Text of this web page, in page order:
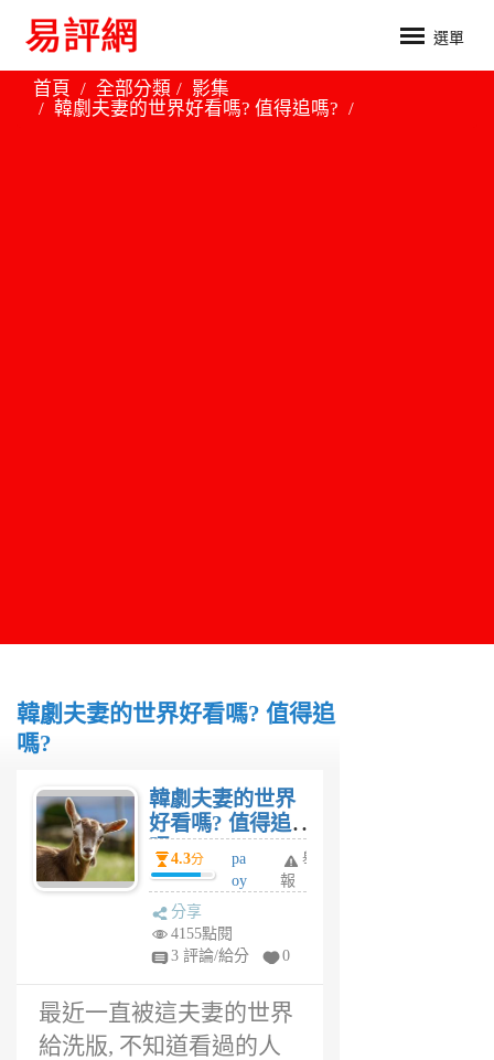
選單
首頁 全部分類
影集
韓劇夫妻的世界好看嗎? 值得追嗎?
韓劇夫妻的世界好看嗎? 值得追
嗎?
韓劇夫妻的世界
好看嗎? 值得追
嗎?4.3分
pa
oy
8
前
舉
報
分享
4155點閱
3 評論/給分
0
最近一直被這夫妻的世界
給洗版, 不知道看過的人